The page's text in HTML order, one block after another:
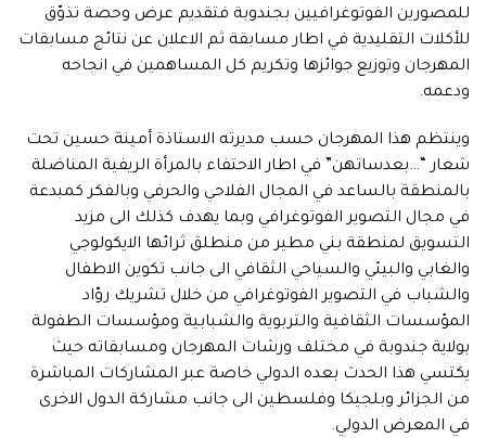
للمصورين الفوتوغرافيين بجندوبة فتقديم عرض وحصة تذوّق
للأكلات التقليدية في اطار مسابقة ثم الاعلان عن نتائج مسابقات
المهرجان وتوزيع جوائزها وتكريم كل المساهمين في انجاحه
ودعمه.
وينتظم هذا المهرجان حسب مديرته الاستاذة أمينة حسين تحت
شعار “…بعدساتهن” في اطار الاحتفاء بالمرأة الريفية المناضلة
بالمنطقة بالساعد في المجال الفلاحي والحرفي وبالفكر كمبدعة
في مجال التصوير الفوتوغرافي وبما يهدف كذلك الى مزيد
التسويق لمنطقة بني مطير من منطلق ثرائها الايكولوجي
والغابي والبيئي والسياحي الثقافي الى جانب تكوين الاطفال
والشباب في التصوير الفوتوغرافي من خلال تشريك روّاد
المؤسسات الثقافية والتربوية والشبابية ومؤسسات الطفولة
بولاية جندوبة في مختلف ورشات المهرجان ومسابقاته حيث
يكتسي هذا الحدث بعده الدولي خاصة عبر المشاركات المباشرة
من الجزائر وبلجيكا وفلسطين الى جانب مشاركة الدول الاخرى
في المعرض الدولي.